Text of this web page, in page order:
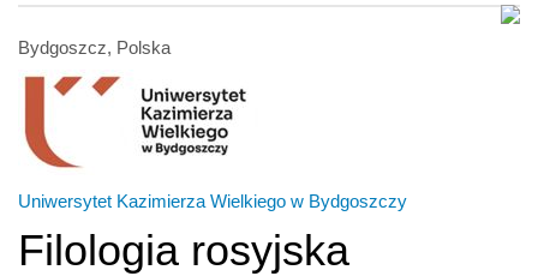
Bydgoszcz, Polska
Uniwersytet Kazimierza Wielkiego w Bydgoszczy
Filologia rosyjska